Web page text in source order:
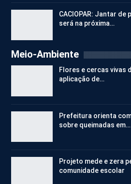
CACIOPAR: Jantar
será na próxima…
Meio-Ambiente
Flores e cercas vivas
aplicação de…
Prefeitura orienta
sobre queimadas em…
Projeto mede e zera
comunidade escolar